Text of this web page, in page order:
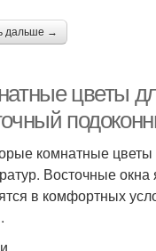
дальше →
цветы
комнатные
Восточные
в комфортных